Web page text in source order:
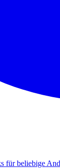
beliebige